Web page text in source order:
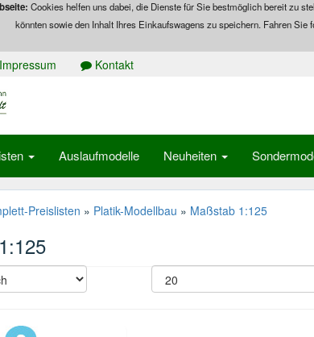
Cookies helfen uns dabei, die Dienste für Sie bestmöglich bereit zu
könnten sowie den Inhalt Ihres Einkaufswagens zu speichern. Fahren
Impressum Kontakt
Auslaufmodelle Neuheiten
Preislisten » Platik-Modellbau » Maßstab 1:125